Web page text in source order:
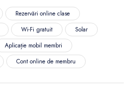
Rezervări online clase
Wi-Fi gratuit
Solar
Aplicație mobil membri
Cont online de membru